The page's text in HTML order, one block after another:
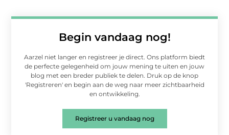
Begin vandaag nog!
Aarzel niet langer en registreer je direct. Ons platform biedt
de perfecte gelegenheid om jouw mening te uiten en jouw
blog met een breder publiek te delen. Druk op de knop
'Registreren' en begin aan de weg naar meer zichtbaarheid
en ontwikkeling.
Registreer u vandaag nog